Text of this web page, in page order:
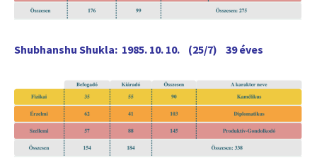
Shubhanshu Shukla: 1985. 10. 10. (25/7) 39 éves